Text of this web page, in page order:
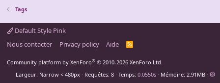
Tags
Default Style Pink
Nous contacter
Privacy policy Aide
R
Community platform by XenForo® © 2010-2026 XenForo Ltd.
Largeur
Requêtes 8 Temps 0.0550s Mémoire 2.91MB